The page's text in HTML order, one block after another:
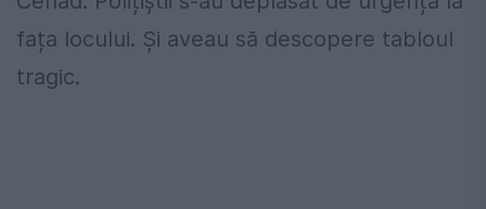
fața locului. Și aveau să descopere tabloul
tragic.